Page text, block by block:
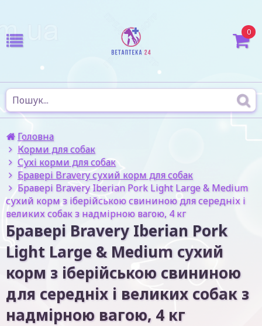
0
Головна
Корми для собак
Сухі корми для собак
Бравері Bravery сухий корм для собак
Бравері Bravery Iberian Pork Light Large & Medium
сухий корм з іберійською свининою для середніх і
великих собак з надмірною вагою, 4 кг
Бравері Bravery Iberian Pork
Light Large & Medium сухий
корм з іберійською свининою
для середніх і великих собак з
надмірною вагою, 4 кг